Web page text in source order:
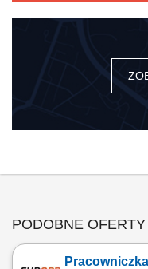
PODOBNE OFERTY